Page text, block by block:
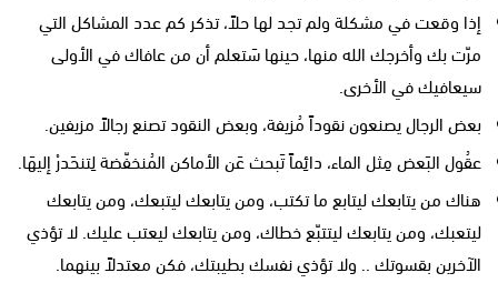
إذا وقعت في مشكلة ولم تجد لها حلاً، تذكر كم عدد المشاكل التي
مرّت بك وأخرجك الله منها، حينها سَتعلم أن من عافاك في الأولى
سيعافيك في الأخرى.
بعض الرجال يصنعون نقوداً مُزيفة، وبعض النقود تصنع رجالاً مزيفين.
عقُول البَعض مِثل الماء، دائِماً تَبحث عَن الأماكن المُنخفّضة لِتنحَدرْ إليهَا.
هناك من يتابعك ليتابع ما تكتب، ومن يتابعك ليتبعك، ومن يتابعك
ليتعبك، ومن يتابعك ليتتبّع خطاك، ومن يتابعك ليعتب عليك. لا تؤذي
الآخرين بقسوتك .. ولا تؤذي نفسك بطيبتك، فكن معتدلاً بينهما.